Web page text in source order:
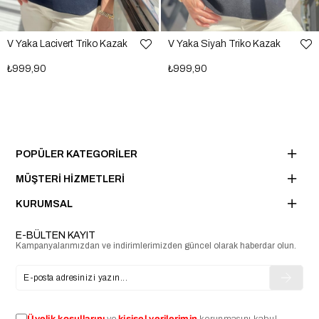
V Yaka Lacivert Triko Kazak
₺999,90
V Yaka Siyah Triko Kazak
₺999,90
POPÜLER KATEGORİLER
MÜŞTERİ HİZMETLERİ
KURUMSAL
E-BÜLTEN KAYIT
Kampanyalarımızdan ve indirimlerimizden güncel olarak haberdar olun.